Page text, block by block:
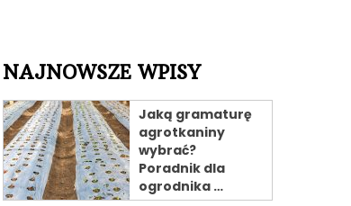
NAJNOWSZE WPISY
Jaką gramaturę
agrotkaniny
wybrać?
Poradnik dla
ogrodnika …